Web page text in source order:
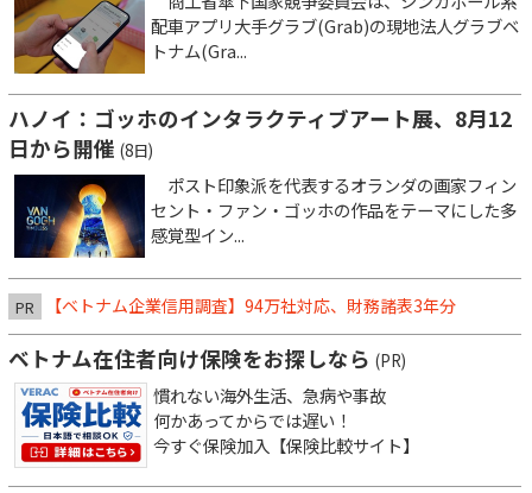
配車アプリ大手グラブ(Grab)の現地法人グラブベ
トナム(Gra...
ハノイ：ゴッホのインタラクティブアート展、8月12
日から開催 (8日)
ポスト印象派を代表するオランダの画家フィン
セント・ファン・ゴッホの作品をテーマにした多
感覚型イン...
PR 【ベトナム企業信用調査】94万社対応、財務諸表3年分
ベトナム在住者向け保険をお探しなら (PR)
慣れない海外生活、急病や事故
何かあってからでは遅い！
今すぐ保険加入【保険比較サイト】